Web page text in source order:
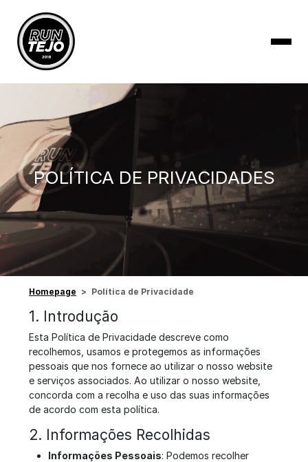
POLÍTICA DE PRIVACIDADES
Homepage Política de Privacidade
1. Introdução
Esta Política de Privacidade descreve como
recolhemos, usamos e protegemos as informações
pessoais que nos fornece ao utilizar o nosso website
e serviços associados. Ao utilizar o nosso website,
concorda com a recolha e uso das suas informações
de acordo com esta política.
2. Informações Recolhidas
Informações Pessoais: Podemos recolher